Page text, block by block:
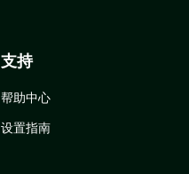
支持
帮助中心
设置指南